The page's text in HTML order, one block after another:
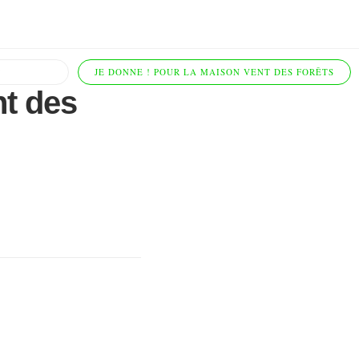
JE DONNE ! POUR LA MAISON VENT DES FORÊTS
des